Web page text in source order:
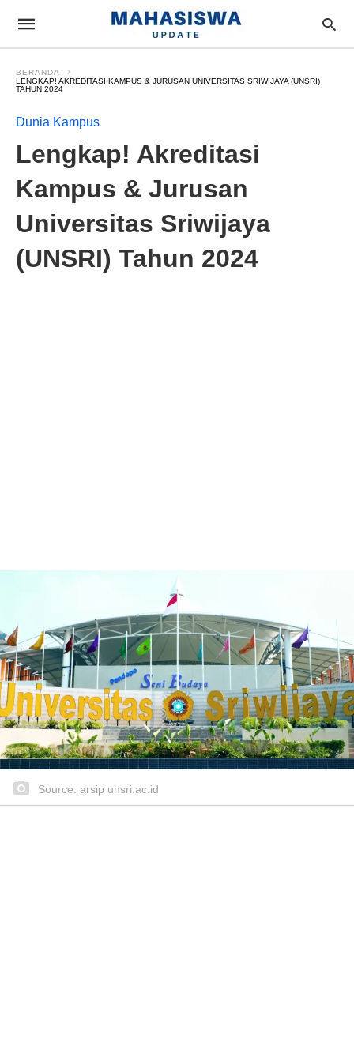
BERANDA
LENGKAP! AKREDITASI KAMPUS & JURUSAN UNIVERSITAS SRIWIJAYA (UNSRI)
TAHUN 2024
Dunia Kampus
Lengkap! Akreditasi
Kampus & Jurusan
Universitas Sriwijaya
(UNSRI) Tahun 2024
Source: arsip unsri.ac.id